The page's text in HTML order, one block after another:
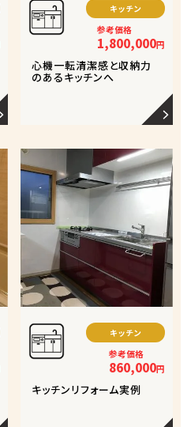
キッチン
参考価格
1,800,000円
心機一転清潔感と収納力
のあるキッチンへ
キッチン
参考価格
860,000円
キッチンリフォーム実例